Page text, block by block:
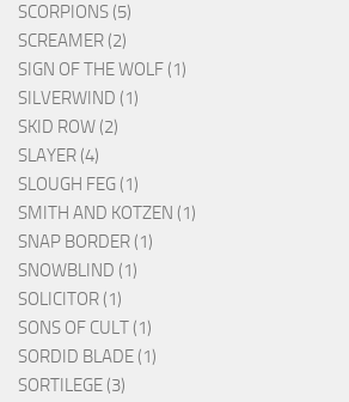
SCORPIONS (5)
SCREAMER (2)
SIGN OF THE WOLF (1)
SILVERWIND (1)
SKID ROW (2)
SLAYER (4)
SLOUGH FEG (1)
SMITH AND KOTZEN (1)
SNAP BORDER (1)
SNOWBLIND (1)
SOLICITOR (1)
SONS OF CULT (1)
SORDID BLADE (1)
SORTILEGE (3)